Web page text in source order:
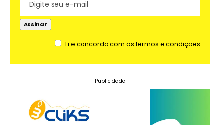
Li e concordo com os termos e condições
- Publicidade -